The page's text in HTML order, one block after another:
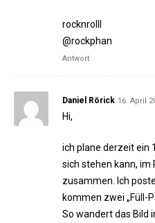
rocknrolll
@rockphan
Antwort
Daniel Rörick 16. April
Hi,
ich plane derzeit ein
sich stehen kann, im
zusammen. Ich
kommen zwei „Füll-
So wandert das Bild